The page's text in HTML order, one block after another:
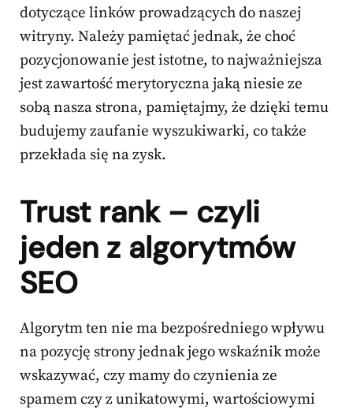
dotyczące linków prowadzących do naszej
witryny. Należy pamiętać jednak, że choć
pozycjonowanie jest istotne, to najważniejsza
jest zawartość merytoryczna jaką niesie ze
sobą nasza strona, pamiętajmy, że dzięki temu
budujemy zaufanie wyszukiwarki, co także
przekłada się na zysk.
Trust rank – czyli
jeden z algorytmów
SEO
Algorytm ten nie ma bezpośredniego wpływu
na pozycję strony jednak jego wskaźnik może
wskazywać, czy mamy do czynienia ze
spamem czy z unikatowymi, wartościowymi